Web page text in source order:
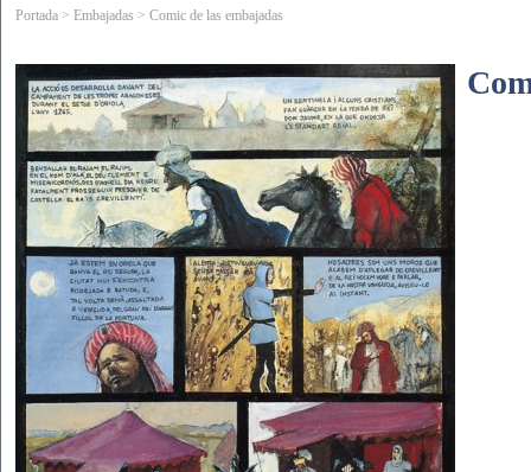
Portada > Embajadas > Comic de las embajadas